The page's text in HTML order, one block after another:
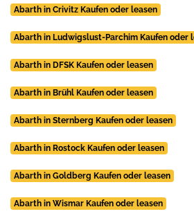
Abarth in Crivitz Kaufen oder leasen
Abarth in Ludwigslust-Parchim Kaufen oder
Abarth in DFSK Kaufen oder leasen
Abarth in Brühl Kaufen oder leasen
Abarth in Sternberg Kaufen oder leasen
Abarth in Rostock Kaufen oder leasen
Abarth in Goldberg Kaufen oder leasen
Abarth in Wismar Kaufen oder leasen